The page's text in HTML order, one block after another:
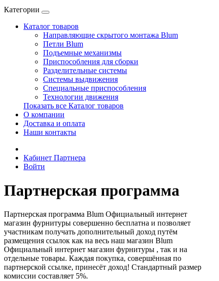
Категории
Каталог товаров
Направляющие скрытого монтажа Blum
Петли Blum
Подъемные механизмы
Приспособления для сборки
Разделительные системы
Системы выдвижения
Специальные приспособления
Технологии движения
Показать все Каталог товаров
О компании
Доставка и оплата
Наши контакты
Кабинет Партнера
Войти
Партнерская программа
Партнерская программа Blum Официальный интернет
магазин фурнитуры совершенно бесплатна и позволяет
участникам получать дополнительный доход путём
размещения ссылок как на весь наш магазин Blum
Официальный интернет магазин фурнитуры , так и на
отдельные товары. Каждая покупка, совершённая по
партнерской ссылке, принесёт доход! Стандартный размер
комиссии составляет 5%.